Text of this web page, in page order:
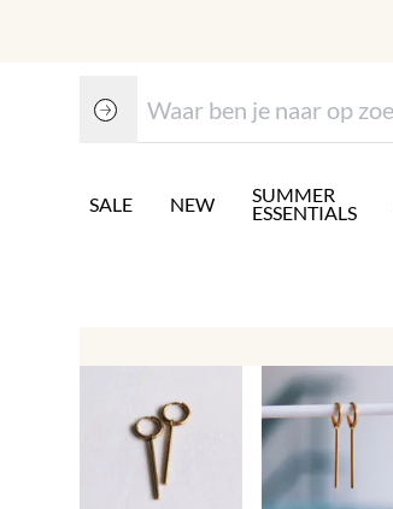
SALE NEW SUMMER
ESSENTIALS